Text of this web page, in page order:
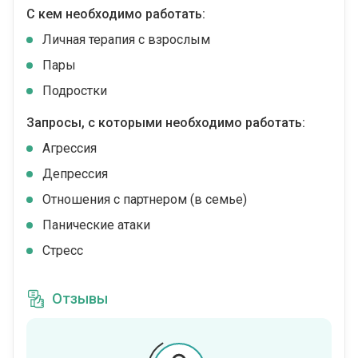
С кем необходимо работать:
Личная терапия с взрослым
Пары
Подростки
Запросы, с которыми необходимо работать:
Агрессия
Депрессия
Отношения с партнером (в семье)
Панические атаки
Стресс
Отзывы